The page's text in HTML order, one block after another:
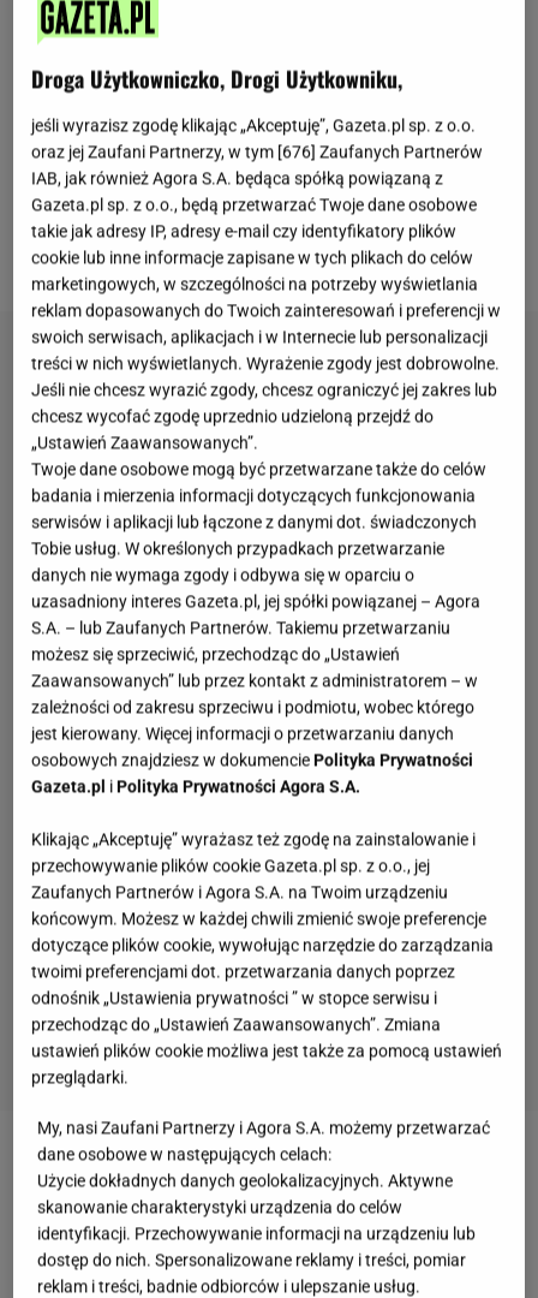
publicznej, która znajduje się w prowincji Ontario.
Przygotowali nowy model matematyczny, który
pokazuje, jakstosunek potasu do sodu w
organizmie wpływa na regulację ciśnienia krwi
Rezultaty wskazują, że skuteczniejszym działaniem
w procesie obniżania ciśnienia może być
zwiększenie spożycia produktów bogatych w potas
niż samo zmniejszenie spożywania sodu.
Zobacz wideoBanany są zdrowsze, niż myślisz. A
na dodatek pomagają rzucić palenie
Banany na wysokie ciśnienie. Naukowcy zachęcają
Droga Użytkowniczko, Drogi Użytkowniku,
jeśli wyrazisz zgodę klikając „Akceptuję”, Gazeta.pl sp. z o.o.
oraz jej Zaufani Partnerzy, w tym [676] Zaufanych Partnerów
IAB, jak również Agora S.A. będąca spółką powiązaną z
Gazeta.pl sp. z o.o., będą przetwarzać Twoje dane osobowe
takie jak adresy IP, adresy e-mail czy identyfikatory plików
cookie lub inne informacje zapisane w tych plikach do celów
marketingowych, w szczególności na potrzeby wyświetlania
reklam dopasowanych do Twoich zainteresowań i preferencji w
swoich serwisach, aplikacjach i w Internecie lub personalizacji
treści w nich wyświetlanych. Wyrażenie zgody jest dobrowolne.
Jeśli nie chcesz wyrazić zgody, chcesz ograniczyć jej zakres lub
chcesz wycofać zgodę uprzednio udzieloną przejdź do
„Ustawień Zaawansowanych”.
Twoje dane osobowe mogą być przetwarzane także do celów
badania i mierzenia informacji dotyczących funkcjonowania
serwisów i aplikacji lub łączone z danymi dot. świadczonych
Tobie usług. W określonych przypadkach przetwarzanie
danych nie wymaga zgody i odbywa się w oparciu o
uzasadniony interes Gazeta.pl, jej spółki powiązanej – Agora
S.A. – lub Zaufanych Partnerów. Takiemu przetwarzaniu
możesz się sprzeciwić, przechodząc do „Ustawień
Zaawansowanych” lub przez kontakt z administratorem – w
zależności od zakresu sprzeciwu i podmiotu, wobec którego
jest kierowany. Więcej informacji o przetwarzaniu danych
osobowych znajdziesz w dokumenciePolityka Prywatności
Gazeta.pl iPolityka Prywatności Agora S.A.
Klikając „Akceptuję” wyrażasz też zgodę na zainstalowanie i
przechowywanie plików cookie Gazeta.pl sp. z o.o., jej
Zaufanych Partnerów i Agora S.A. na Twoim urządzeniu
końcowym. Możesz w każdej chwili zmienić swoje preferencje
dotyczące plików cookie, wywołując narzędzie do zarządzania
twoimi preferencjami dot. przetwarzania danych poprzez
odnośnik „Ustawienia prywatności ” w stopce serwisu i
przechodząc do „Ustawień Zaawansowanych”. Zmiana
ustawień plików cookie możliwa jest także za pomocą ustawień
przeglądarki.
My, nasi Zaufani Partnerzy i Agora S.A. możemy przetwarzać
dane osobowe w następujących celach:
Użycie dokładnych danych geolokalizacyjnych. Aktywne
skanowanie charakterystyki urządzenia do celów
identyfikacji. Przechowywanie informacji na urządzeniu lub
dostęp do nich. Spersonalizowane reklamy i treści, pomiar
reklam i treści, badnie odbiorców i ulepszanie usług.